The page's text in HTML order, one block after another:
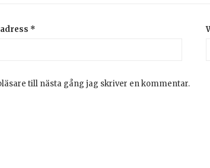
*
till nästa gång jag skriver en kommentar.